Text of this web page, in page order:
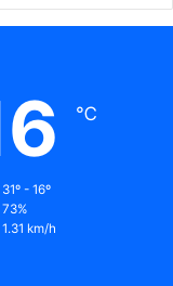
℃
31º - 16º
73%
1.31 km/h